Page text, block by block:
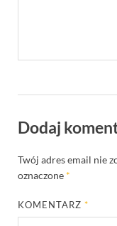
Dodaj
Twój adres email nie
oznaczone *
KOMENTARZ*